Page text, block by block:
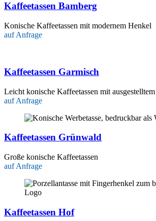
Kaffeetassen Bamberg
Konische Kaffeetassen mit modernem Henkel
auf Anfrage
Kaffeetassen Garmisch
Leicht konische Kaffeetassen mit
auf Anfrage
Kaffeetassen Grünwald
Große konische Kaffeetassen
auf Anfrage
Kaffeetassen Hof